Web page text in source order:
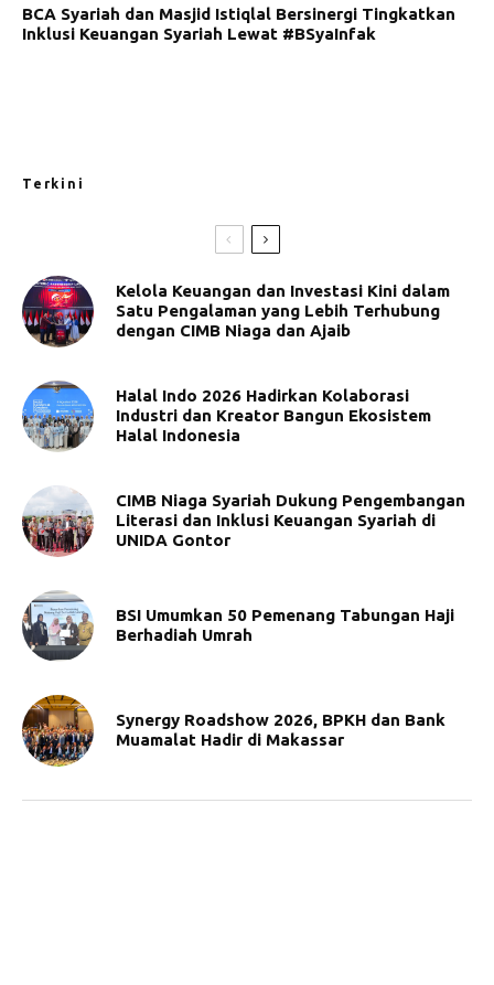
BCA Syariah dan Masjid Istiqlal Bersinergi Tingkatkan
Inklusi Keuangan Syariah Lewat #BSyaInfak
Terkini
Kelola Keuangan dan Investasi Kini dalam
Satu Pengalaman yang Lebih Terhubung
dengan CIMB Niaga dan Ajaib
Halal Indo 2026 Hadirkan Kolaborasi
Industri dan Kreator Bangun Ekosistem
Halal Indonesia
CIMB Niaga Syariah Dukung Pengembangan
Literasi dan Inklusi Keuangan Syariah di
UNIDA Gontor
BSI Umumkan 50 Pemenang Tabungan Haji
Berhadiah Umrah
Synergy Roadshow 2026, BPKH dan Bank
Muamalat Hadir di Makassar